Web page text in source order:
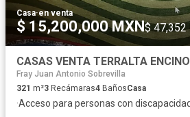
Casa·en venta
$ 15,200,000 MXN$ 47,352
Fray Juan Antonio Sobrevilla
321 m²3 Recámaras4 BañosCasa
·Acceso para personas con discapacidad